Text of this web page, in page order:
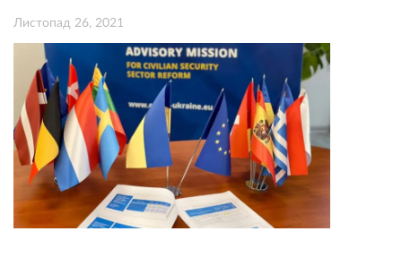
Листопад 26, 2021